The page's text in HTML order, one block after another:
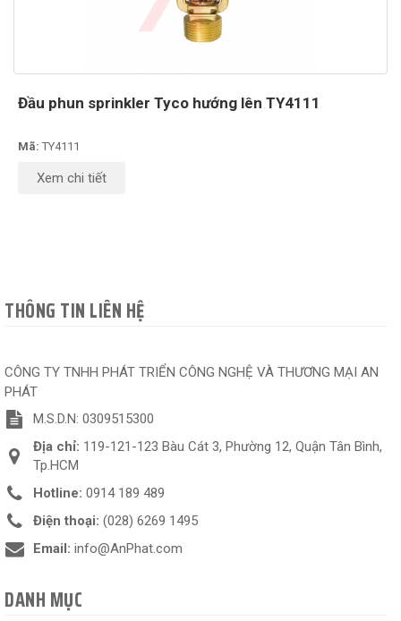
Đầu phun sprinkler Tyco hướng lên TY4111
Mã: TY4111
Xem chi tiết
THÔNG TIN LIÊN HỆ
CÔNG TY TNHH PHÁT TRIỂN CÔNG NGHỆ VÀ THƯƠNG MẠI AN
PHÁT
M.S.D.N: 0309515300
Địa chỉ: 119-121-123 Bàu Cát 3, Phường 12, Quận Tân Bình,
Tp.HCM
Hotline: 0914 189 489
Điện thoại: (028) 6269 1495
Email: info@AnPhat.com
DANH MỤC